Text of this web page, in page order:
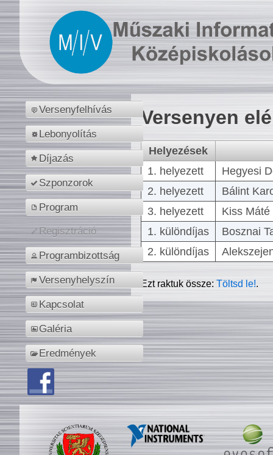
Versenyfelhívás
Lebonyolítás
Díjazás
Szponzorok
Program
Regisztráció
Programbizottság
Versenyhelyszín
Kapcsolat
Galéria
Eredmények
Versenyen
Helyezések
1. helyezett
Hegyesi
2. helyezett
Bálint
3. helyezett
Kiss
1. különdíjas
Bosznai
2. különdíjas
Ezt raktuk össze:Töltsd le!.